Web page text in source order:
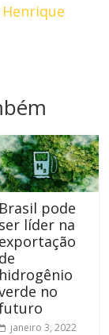
Brasil pode
ser líder na
exportação
de
hidrogênio
no
janeiro 3, 2022